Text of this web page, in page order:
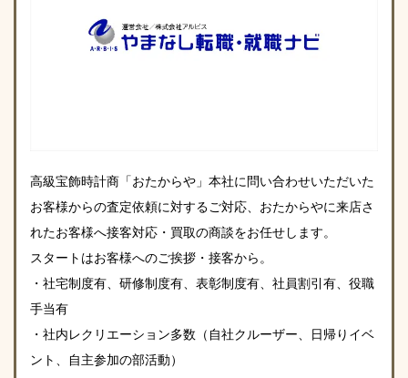
高級宝飾時計商「おたからや」本社に問い合わせいただいた
お客様からの査定依頼に対するご対応、おたからやに来店さ
れたお客様へ接客対応・買取の商談をお任せします。
スタートはお客様へのご挨拶・接客から。
・社宅制度有、研修制度有、表彰制度有、社員割引有、役職
手当有
・社内レクリエーション多数（自社クルーザー、日帰りイベ
ント、自主参加の部活動）